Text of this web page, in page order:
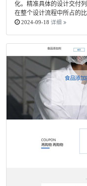
化。精准具体的设计交付
在整个设计流程中所占的
2024-09-18 详细